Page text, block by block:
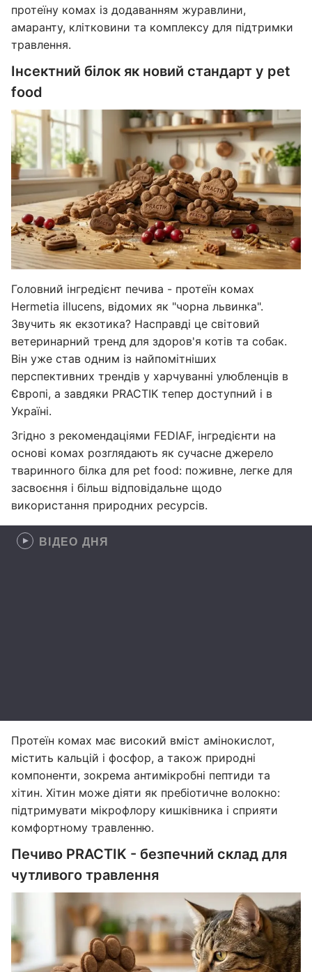
протеїну комах із додаванням журавлини,
амаранту, клітковини та комплексу для підтримки
травлення.
Інсектний білок як новий стандарт у pet
food
Головний інгредієнт печива - протеїн комах
Hermetia illucens, відомих як "чорна львинка".
Звучить як екзотика? Насправді це світовий
ветеринарний тренд для здоров'я котів та собак.
Він уже став одним із найпомітніших
перспективних трендів у харчуванні улюбленців в
Європі, а завдяки PRACTIK тепер доступний і в
Україні.
Згідно з рекомендаціями FEDIAF, інгредієнти на
основі комах розглядають як сучасне джерело
тваринного білка для pet food: поживне, легке для
засвоєння і більш відповідальне щодо
використання природних ресурсів.
ВІДЕО ДНЯ
Протеїн комах має високий вміст амінокислот,
містить кальцій і фосфор, а також природні
компоненти, зокрема антимікробні пептиди та
хітин. Хітин може діяти як пребіотичне волокно:
підтримувати мікрофлору кишківника і сприяти
комфортному травленню.
Печиво PRACTIK - безпечний склад для
чутливого травлення